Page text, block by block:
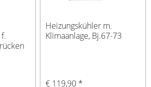
Heizungskühler m.
Klimaanlage, Bj.67-73
€ 119,90 *